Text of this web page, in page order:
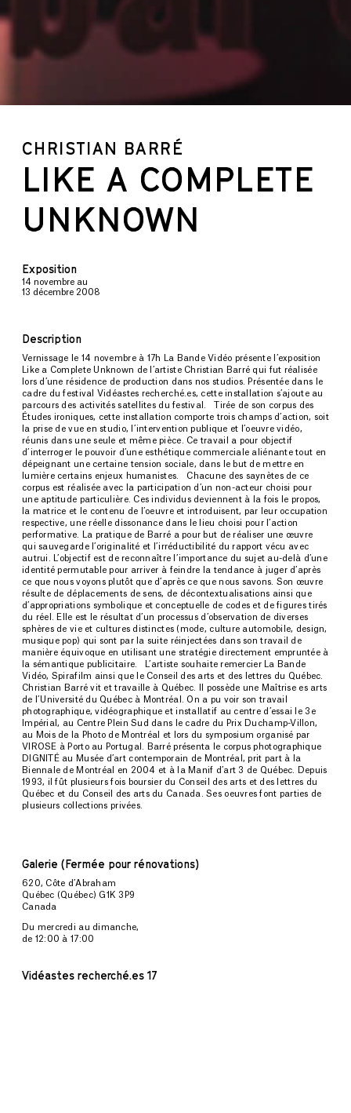
CHRISTIAN BARRÉ
LIKE A COMPLETE
UNKNOWN
Exposition
14 novembre au
13 décembre 2008
Description
Vernissage le 14 novembre à 17h La Bande Vidéo présente l’exposition
Like a Complete Unknown de l’artiste Christian Barré qui fut réalisée
lors d’une résidence de production dans nos studios. Présentée dans le
cadre du festival Vidéastes recherché.es, cette installation s’ajoute au
parcours des activités satellites du festival. Tirée de son corpus des
Études ironiques, cette installation comporte trois champs d’action, soit
la prise de vue en studio, l’intervention publique et l’oeuvre vidéo,
réunis dans une seule et même pièce. Ce travail a pour objectif
d’interroger le pouvoir d’une esthétique commerciale aliénante tout en
dépeignant une certaine tension sociale, dans le but de mettre en
lumière certains enjeux humanistes. Chacune des saynètes de ce
corpus est réalisée avec la participation d’un non-acteur choisi pour
une aptitude particulière. Ces individus deviennent à la fois le propos,
la matrice et le contenu de l’oeuvre et introduisent, par leur occupation
respective, une réelle dissonance dans le lieu choisi pour l’action
performative. La pratique de Barré a pour but de réaliser une œuvre
qui sauvegarde l’originalité et l’irréductibilité du rapport vécu avec
autrui. L’objectif est de reconnaître l’importance du sujet au-delà d’une
identité permutable pour arriver à feindre la tendance à juger d’après
ce que nous voyons plutôt que d’après ce que nous savons. Son œuvre
résulte de déplacements de sens, de décontextualisations ainsi que
d’appropriations symbolique et conceptuelle de codes et de figures tirés
du réel. Elle est le résultat d’un processus d’observation de diverses
sphères de vie et cultures distinctes (mode, culture automobile, design,
musique pop) qui sont par la suite réinjectées dans son travail de
manière équivoque en utilisant une stratégie directement empruntée à
la sémantique publicitaire. L’artiste souhaite remercier La Bande
Vidéo, Spirafilm ainsi que le Conseil des arts et des lettres du Québec.
Christian Barré vit et travaille à Québec. Il possède une Maîtrise es arts
de l’Université du Québec à Montréal. On a pu voir son travail
photographique, vidéographique et installatif au centre d’essai le 3e
Impérial, au Centre Plein Sud dans le cadre du Prix Duchamp-Villon,
au Mois de la Photo de Montréal et lors du symposium organisé par
VIROSE à Porto au Portugal. Barré présenta le corpus photographique
DIGNITÉ au Musée d’art contemporain de Montréal, prit part à la
Biennale de Montréal en 2004 et à la Manif d’art 3 de Québec. Depuis
1993, il fût plusieurs fois boursier du Conseil des arts et des lettres du
Québec et du Conseil des arts du Canada. Ses oeuvres font parties de
plusieurs collections privées.
Galerie (Fermée pour rénovations)
620, Côte d’Abraham
Québec (Québec) G1K 3P9
Canada
Du mercredi au dimanche,
de 12:00 à 17:00
Vidéastes recherché.es 17